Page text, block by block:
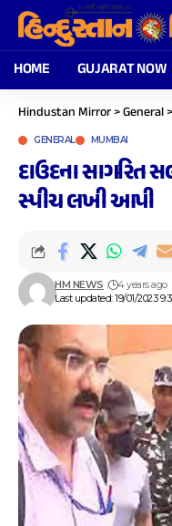
HOME GUJARAT NOW
Hindustan Mirror>General>
GENERAL MUMBAI
દાઉદના સાગરિત
સ્પીચ લખી આપી
Last updated: 19/01/2023
HM NEWS 4 years ago